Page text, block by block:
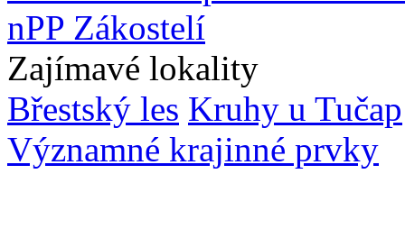
nPP Zákostelí
Zajímavé lokality
Břestský les Kruhy u Tučap
Významné krajinné prvky